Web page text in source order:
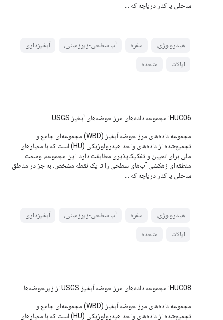
ساحلی یا کنار دریاچه که ...
هیدرولوژی، سفره آب سطحی-زیرزمینی، آبخیزداری
ایالات متحده
HUC06: مجموعه داده‌های مرز حوضه‌های آبخیز USGS
مجموعه داده‌های مرز حوضه آبخیز (WBD) مجموعه‌ای جامع و
تجمیع‌شده از داده‌های واحد هیدرولوژیکی (HU) است که با معیارهای
ملی برای تعیین و تفکیک‌پذیری مطابقت دارد. این مجموعه، وسعت
منطقه‌ای زهکشی آب‌های سطحی را تا یک نقطه مشخص، به جز در مناطق
ساحلی یا کنار دریاچه که ...
هیدرولوژی، سفره آب سطحی-زیرزمینی، آبخیزداری
ایالات متحده
HUC08: مجموعه داده‌های مرز حوضه آبخیز USGS از زیرحوضه‌ها
مجموعه داده‌های مرز حوضه آبخیز (WBD) مجموعه‌ای جامع و
تجمیع‌شده از داده‌های واحد هیدرولوژیکی (HU) است که با معیارهای